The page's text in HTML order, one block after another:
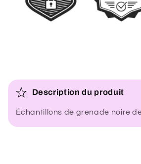
o
e
Description du produit
Échantillons de grenade noire